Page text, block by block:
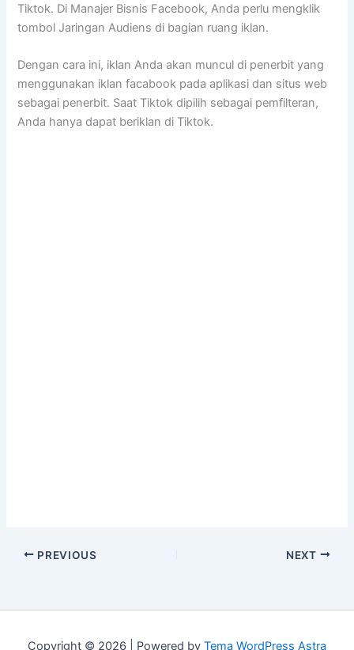
Tiktok. Di Manajer Bisnis Facebook, Anda perlu mengklik
tombol Jaringan Audiens di bagian ruang iklan.
Dengan cara ini, iklan Anda akan muncul di penerbit yang
menggunakan iklan facabook pada aplikasi dan situs web
sebagai penerbit. Saat Tiktok dipilih sebagai pemfilteran,
Anda hanya dapat beriklan di Tiktok.
PREVIOUS NEXT
Copyright © 2026 | Powered by Tema WordPress Astra